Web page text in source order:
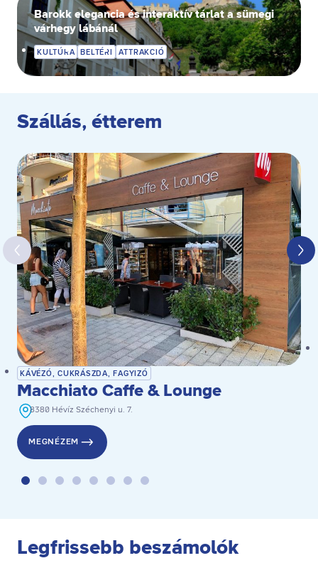
Barokk elegancia és interaktív tárlat a sümegi
várhegy lábánál
KULTÚRA BELTÉRI ATTRAKCIÓ
Szállás, étterem
KÁVÉZÓ, CUKRÁSZDA, FAGYIZÓ
Macchiato Caffe & Lounge
8380 Hévíz Széchenyi u. 7.
MEGNÉZEM
Legfrissebb beszámolók